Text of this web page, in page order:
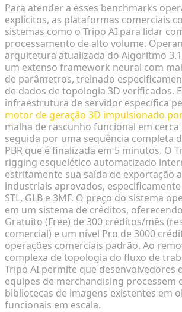
Para atender a esses benchmarks
explícitos, as plataformas comerciais
sistemas como o Tripo AI para lidar
processamento de alto volume.
arquitetura atualizada do Algoritmo
um extenso framework neural com
de parâmetros, treinado
de dados de topologia 3D verificados.
infraestrutura de servidor específica
motor de geração 3D impulsionado
malha de rascunho funcional em cerca
seguida por uma sequência completa
PBR que é finalizada em 5 minutos. O
rigging esquelético automatizado
estritamente sua saída de exportação
industriais aprovados, especificamente
STL, GLB e 3MF. O preço do sistema
em um sistema de créditos,
Gratuito (Free) de 300 créditos/mês
comercial) e um nível Pro de 3000
operações comerciais padrão. Ao
complexa de topologia do fluxo de
Tripo AI permite que desenvolvedores
equipes de merchandising processem
bibliotecas de imagens existentes em
funcionais em escala.